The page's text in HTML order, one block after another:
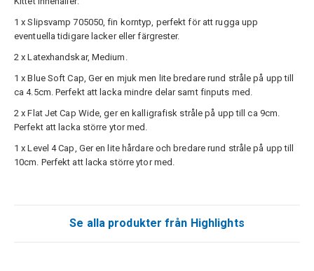
1 x Slipsvamp 705050, fin korntyp, perfekt för att rugga upp
eventuella tidigare lacker eller färgrester.
2 x Latexhandskar, Medium.
1 x Blue Soft Cap, Ger en mjuk men lite bredare rund stråle på upp till
ca 4.5cm. Perfekt att lacka mindre delar samt finputs med.
2 x Flat Jet Cap Wide, ger en kalligrafisk stråle på upp till ca 9cm.
Perfekt att lacka större ytor med.
1 x Level 4 Cap, Ger en lite hårdare och bredare rund stråle på upp till
10cm. Perfekt att lacka större ytor med.
Se alla produkter från Highlights